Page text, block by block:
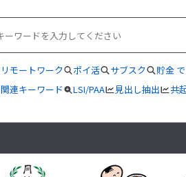
リモートワーク ポイ活 サブスク 貯金
関連キーワード LSI/PAA 見出し抽出 共